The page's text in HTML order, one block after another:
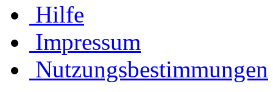
Hilfe
Impressum
Nutzungsbestimmungen